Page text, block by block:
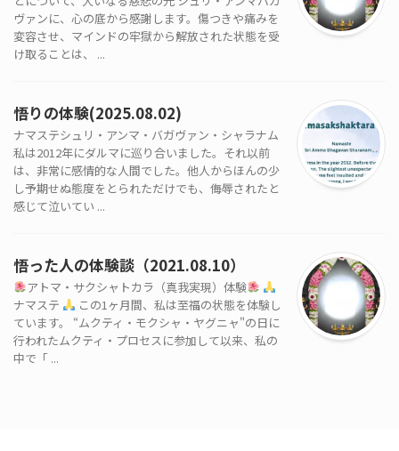
ヴァンに、心の底から感謝します。傷つきや痛みを
変容させ、マインドの牢獄から解放された状態を受
け取ることは、 ...
悟りの体験(2025.08.02)
ナマステシュリ・アンマ・バガヴァン・シャラナム
私は2012年にダルマに巡り合いました。それ以前
は、非常に感情的な人間でした。他人からほんの少
し予期せぬ態度をとられただけでも、侮辱されたと
感じて泣いてい ...
悟った人の体験談（2021.08.10）
アトマ・サクシャトカラ（真我実現）体験
ナマステ
この1ヶ月間、私は至福の状態を体験し
ています。 “ムクティ・モクシャ・ヤグニャ"の日に
行われたムクティ・プロセスに参加して以来、私の
中で「 ...